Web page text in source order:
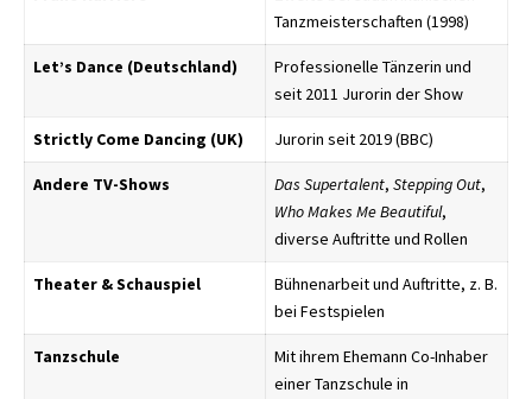
Tanzmeisterschaften (1998)
Let’s Dance (Deutschland)
Professionelle Tänzerin und
seit 2011 Jurorin der Show
Strictly Come Dancing (UK) Jurorin seit 2019 (BBC)
Andere TV-Shows Das Supertalent, Stepping Out,
Who Makes Me Beautiful,
diverse Auftritte und Rollen
Theater & Schauspiel
Bühnenarbeit und Auftritte, z. B.
bei Festspielen
Tanzschule
Mit ihrem Ehemann Co-Inhaber
einer Tanzschule in